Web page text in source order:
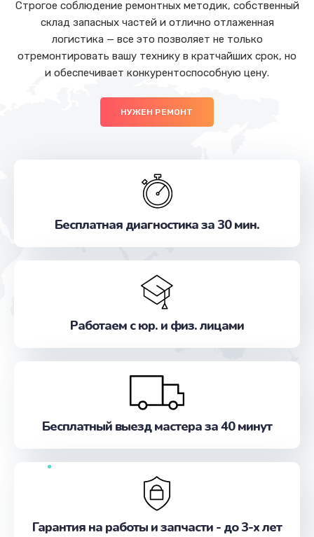
Строгое соблюдение ремонтных методик, собственный
склад запасных частей и отлично отлаженная
логистика — все это позволяет не только
отремонтировать вашу технику в кратчайших срок, но
и обеспечивает конкурентоспособную цену.
НУЖЕН РЕМОНТ
Бесплатная диагностика за 30 мин.
Работаем с юр. и физ. лицами
Бесплатный выезд мастера за 40 минут
Гарантия на работы и запчасти - до 3-х лет